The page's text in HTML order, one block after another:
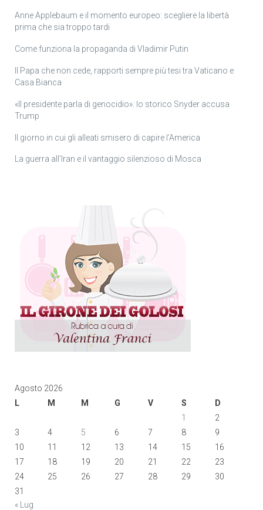
Anne Applebaum e il momento europeo: scegliere la libertà
prima che sia troppo tardi
Come funziona la propaganda di Vladimir Putin
Il Papa che non cede, rapporti sempre più tesi tra Vaticano e
Casa Bianca
«Il presidente parla di genocidio»: lo storico Snyder accusa
Trump
Il giorno in cui gli alleati smisero di capire l’America
La guerra all’Iran e il vantaggio silenzioso di Mosca
Agosto 2026
L
M M G V S
D
1
2
3
4 5 6 7 8
9
10
11 12 13 14 15
16
17
18 19 20 21 22
23
24
25 26 27 28 29
30
31
« Lug